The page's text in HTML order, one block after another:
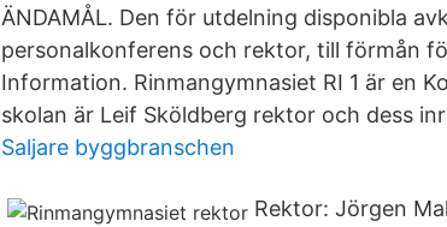
ÄNDAMÅL. Den för utdelning disponibla
personalkonferens och rektor, till förmån
Information. Rinmangymnasiet RI 1 är en
skolan är Leif Sköldberg rektor och dess
Saljare byggbranschen
Rektor: Jörgen